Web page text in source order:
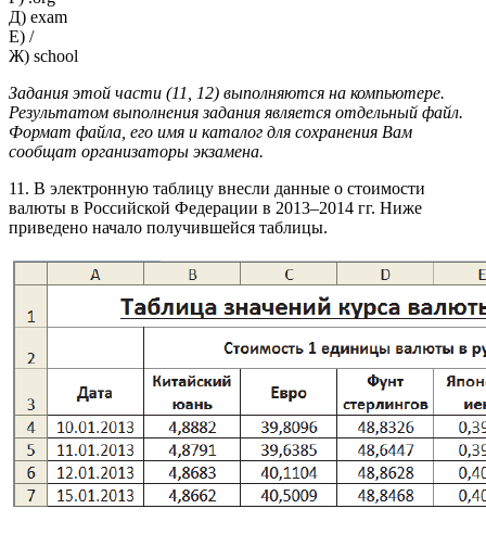
Д) exam
Е) /
Ж) school
Задания этой части (11, 12) выполняются на компьютере.
Результатом выполнения задания является отдельный файл.
Формат файла, его имя и каталог для сохранения Вам
сообщат организаторы экзамена.
11. В электронную таблицу внесли данные о стоимости
валюты в Российской Федерации в 2013–2014 гг. Ниже
приведено начало получившейся таблицы.